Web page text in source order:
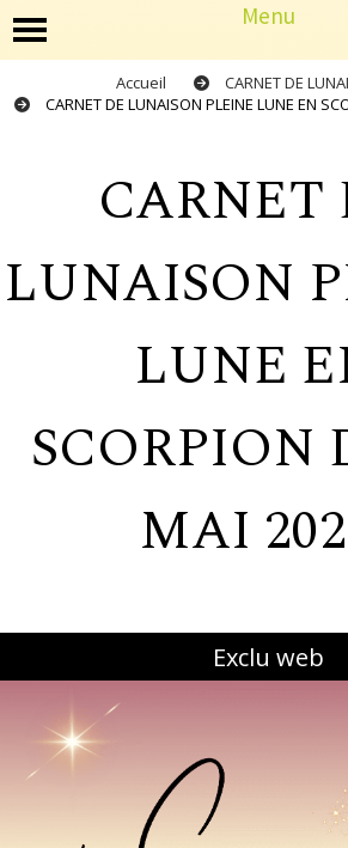
Menu
Accueil
CARNET DE
CARNET DE LUNAISON PLEINE LUNE EN
CARNET DE
LUNAISON
LUNE
SCORPION
MAI
Exclu web
Panneau de gestion des cookies